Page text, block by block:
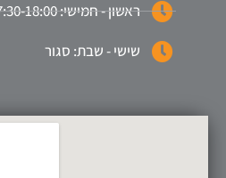
ראשון - חמישי: 7:30-18:00
שישי - שבת: סגור